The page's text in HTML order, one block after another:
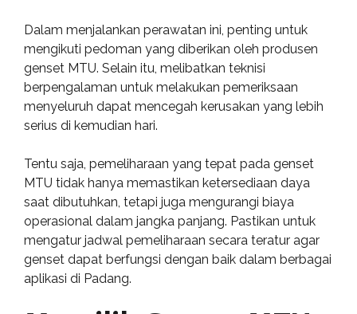
Dalam menjalankan perawatan ini, penting untuk
mengikuti pedoman yang diberikan oleh produsen
genset MTU. Selain itu, melibatkan teknisi
berpengalaman untuk melakukan pemeriksaan
menyeluruh dapat mencegah kerusakan yang lebih
serius di kemudian hari.
Tentu saja, pemeliharaan yang tepat pada genset
MTU tidak hanya memastikan ketersediaan daya
saat dibutuhkan, tetapi juga mengurangi biaya
operasional dalam jangka panjang. Pastikan untuk
mengatur jadwal pemeliharaan secara teratur agar
genset dapat berfungsi dengan baik dalam berbagai
aplikasi di Padang.